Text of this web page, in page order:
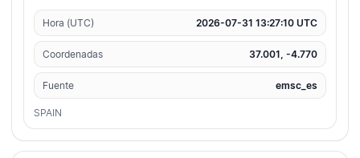
Hora (UTC) 2026-07-31 13:27:10 UTC
Coordenadas 37.001, -4.770
Fuente emsc_es
SPAIN